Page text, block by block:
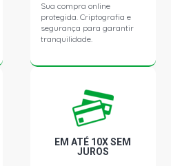
Sua compra online
protegida. Criptografia e
segurança para garantir
tranquilidade.
EM ATÉ 10X SEM
JUROS